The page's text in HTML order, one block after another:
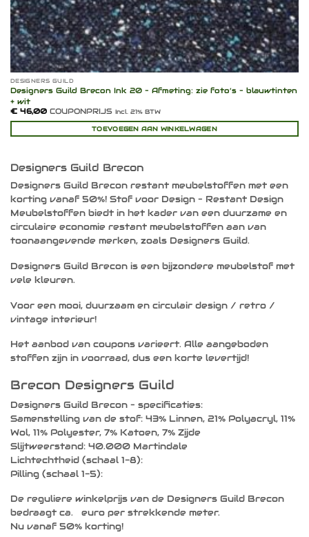
DESIGNERS GUILD
Designers Guild Brecon Ink 20 – Afmeting: zie foto’s – blauwtinten
+ wit
€46,00COUPONPRIJS Incl. 21% BTW
TOEVOEGEN AAN WINKELWAGEN
Designers Guild Brecon
Designers Guild Brecon restant meubelstoffen met een
korting vanaf 50%! Stof voor Design – Restant Design
Meubelstoffen biedt in het kader van een duurzame en
circulaire economie restant meubelstoffen aan van
toonaangevende merken, zoals Designers Guild.
Designers Guild Brecon is een bijzondere meubelstof met
vele kleuren.
Voor een mooi, duurzaam en circulair design / retro /
vintage interieur!
Het aanbod van coupons varieert. Alle aangeboden
stoffen zijn in voorraad, dus een korte levertijd!
Brecon Designers Guild
Designers Guild Brecon – specificaties:
Samenstelling van de stof: 43% Linnen, 21% Polyacryl, 11%
Wol, 11% Polyester, 7% Katoen, 7% Zijde
Slijtweerstand: 40.000 Martindale
Lichtechtheid (schaal 1-8):
Pilling (schaal 1-5):
De reguliere winkelprijs van de Designers Guild Brecon
bedraagt ca. euro per strekkende meter.
Nu vanaf 50% korting!